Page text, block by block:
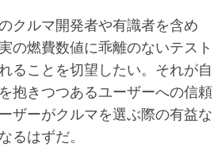
クルマ開発者や有識者を含め
の燃費数値に乖離のないテスト
ることを切望したい。それが自
抱きつつあるユーザーへの信頼
ザーがクルマを選ぶ際の有益な
るはずだ。